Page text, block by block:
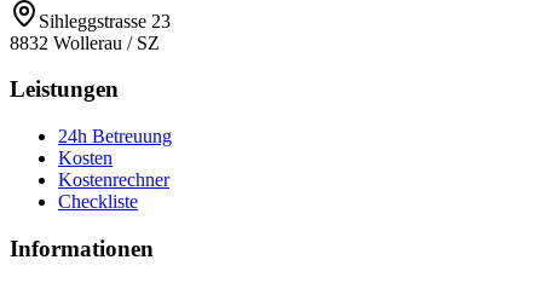
Sihleggstrasse 23
8832 Wollerau / SZ
Leistungen
24h Betreuung
Kosten
Kostenrechner
Checkliste
Informationen